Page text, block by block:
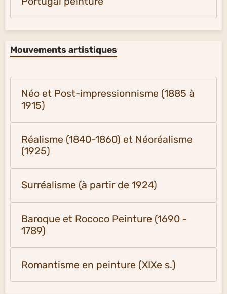
Mouvements artistiques
Néo et Post-impressionnisme (1885 à
1915)
Réalisme (1840-1860) et Néoréalisme
(1925)
Surréalisme (à partir de 1924)
Baroque et Rococo Peinture (1690 -
1789)
Romantisme en peinture (XIXe s.)